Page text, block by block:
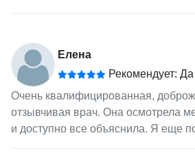
Елена
Рекомендует: Да
Очень квалифицированная,
отзывчивая врач. Она осмотрела
и доступно все объяснила. Я еще